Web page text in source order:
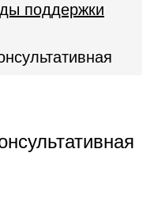
поддержки